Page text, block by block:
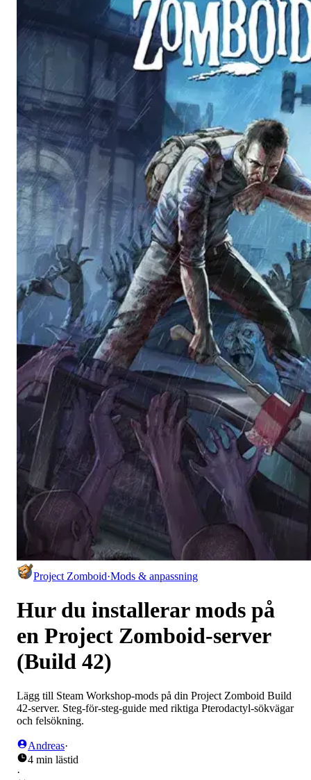
Project Zomboid·Mods & anpassning
Hur du installerar mods på
en Project Zomboid-server
(Build 42)
Lägg till Steam Workshop-mods på din Project Zomboid Build
42-server. Steg-för-steg-guide med riktiga Pterodactyl-sökvägar
och felsökning.
Andreas·
4 min lästid
·